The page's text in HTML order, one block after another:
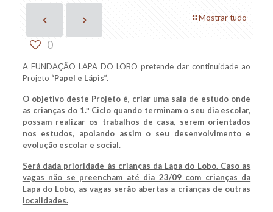
Mostrar tudo
0
A FUNDAÇÃO LAPA DO LOBO pretende dar continuidade ao
Projeto “Papel e Lápis”.
O objetivo deste Projeto é, criar uma sala de estudo onde
as crianças do 1.º Ciclo quando terminam o seu dia escolar,
possam realizar os trabalhos de casa, serem orientados
nos estudos, apoiando assim o seu desenvolvimento e
evolução escolar e social.
Será dada prioridade às crianças da Lapa do Lobo. Caso as
vagas não se preencham até dia 23/09 com crianças da
Lapa do Lobo, as vagas serão abertas a crianças de outras
localidades.